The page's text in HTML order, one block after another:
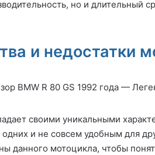
но и длительный
и недостатки
своими уникальными
и не совсем удобным для
данного мотоцикла, чтобы